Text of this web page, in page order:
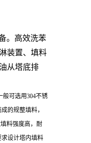
。高效洗苯
装置、填料
从塔底排
可选用304不锈
的规整填料，
料强度高，耐
设计塔内填料